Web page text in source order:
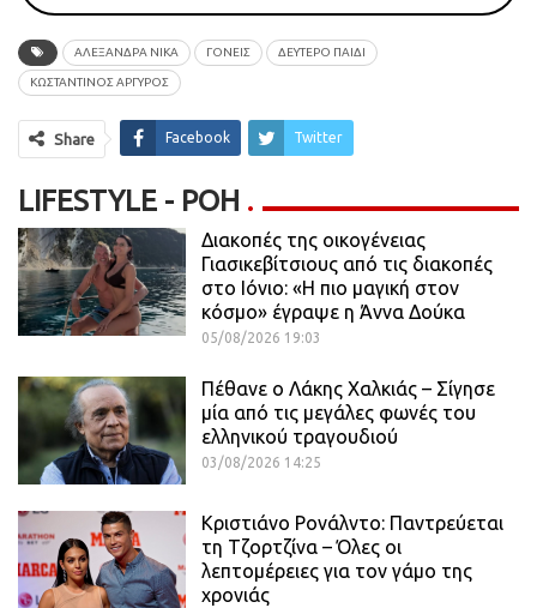
ΑΛΕΞΑΝΔΡΑ ΝΙΚΑ ΓΟΝΕΙΣ ΔΕΥΤΕΡΟ ΠΑΙΔΙ
ΚΩΣΤΑΝΤΙΝΟΣ ΑΡΓΥΡΟΣ
Share Facebook Twitter
LIFESTYLE - ΡΟΗ
Διακοπές της οικογένειας
Γιασικεβίτσιους από τις διακοπές
στο Ιόνιο: «Η πιο μαγική στον
κόσμο» έγραψε η Άννα Δούκα
05/08/2026 19:03
Πέθανε ο Λάκης Χαλκιάς – Σίγησε
μία από τις μεγάλες φωνές του
ελληνικού τραγουδιού
03/08/2026 14:25
Κριστιάνο Ρονάλντο: Παντρεύεται
τη Τζορτζίνα – Όλες οι
λεπτομέρειες για τον γάμο της
χρονιάς